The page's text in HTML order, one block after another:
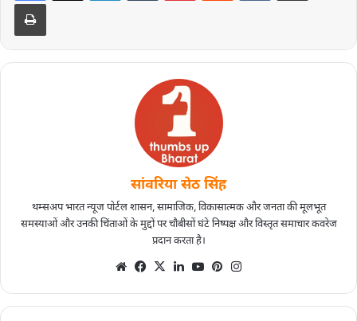
सांवरिया सेठ सिंह
थम्सअप भारत न्यूज पोर्टल शासन, सामाजिक, विकासात्मक और जनता की मूलभूत
समस्याओं और उनकी चिंताओं के मुद्दों पर चौबीसों घंटे निष्पक्ष और विस्तृत समाचार कवरेज
प्रदान करता है।